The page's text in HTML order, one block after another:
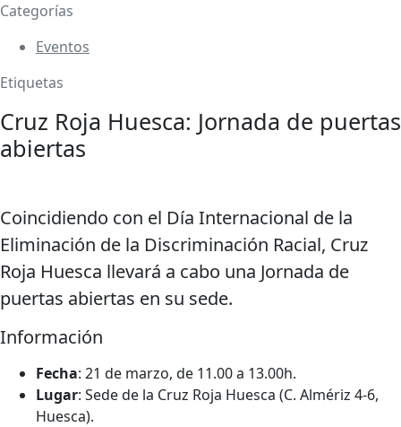
Categorías
Eventos
Etiquetas
Cruz Roja Huesca: Jornada de puertas
abiertas
Coincidiendo con el Día Internacional de la
Eliminación de la Discriminación Racial, Cruz
Roja Huesca llevará a cabo una Jornada de
puertas abiertas en su sede.
Información
Fecha: 21 de marzo, de 11.00 a 13.00h.
Lugar: Sede de la Cruz Roja Huesca (C. Almériz 4-6,
Huesca).